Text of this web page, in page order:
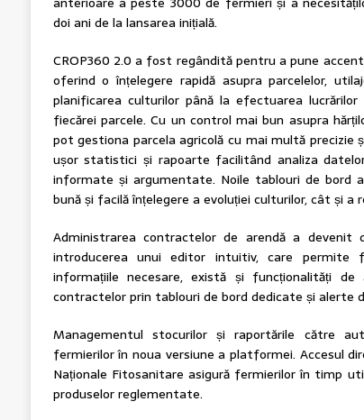
doi ani de la lansarea inițială.
CROP360 2.0 a fost regândită pentru a pune
oferind o înțelegere rapidă asupra parcelelor,
planificarea culturilor până la efectuarea
fiecărei parcele. Cu un control mai bun asupra
pot gestiona parcela agricolă cu mai multă precizie
ușor statistici și rapoarte facilitând analiza
informate și argumentate. Noile tablouri de
bună și facilă înțelegere a evoluției culturilor, cât și a
Administrarea contractelor de arendă a devenit
introducerea unui editor intuitiv, care permite
informațiile necesare, există și funcționalități
contractelor prin tablouri de bord dedicate și alerte
Managementul stocurilor și raportările către
fermierilor în noua versiune a platformei. Accesul
Naționale Fitosanitare asigură fermierilor în timp
produselor reglementate.